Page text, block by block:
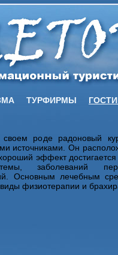
ТУРФИРМЫ
роде радоновый
источниками. Он
эффект
заболеваний
Основным лечебным
физиотерапии и